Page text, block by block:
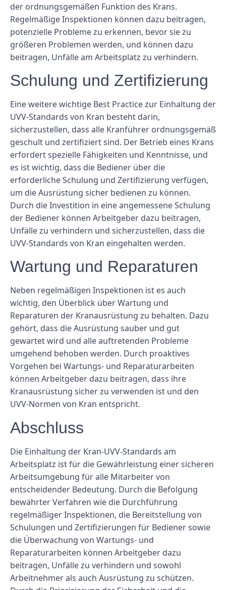
der ordnungsgemäßen Funktion des Krans.
Regelmäßige Inspektionen können dazu beitragen,
potenzielle Probleme zu erkennen, bevor sie zu
größeren Problemen werden, und können dazu
beitragen, Unfälle am Arbeitsplatz zu verhindern.
Schulung und Zertifizierung
Eine weitere wichtige Best Practice zur Einhaltung der
UVV-Standards von Kran besteht darin,
sicherzustellen, dass alle Kranführer ordnungsgemäß
geschult und zertifiziert sind. Der Betrieb eines Krans
erfordert spezielle Fähigkeiten und Kenntnisse, und
es ist wichtig, dass die Bediener über die
erforderliche Schulung und Zertifizierung verfügen,
um die Ausrüstung sicher bedienen zu können.
Durch die Investition in eine angemessene Schulung
der Bediener können Arbeitgeber dazu beitragen,
Unfälle zu verhindern und sicherzustellen, dass die
UVV-Standards von Kran eingehalten werden.
Wartung und Reparaturen
Neben regelmäßigen Inspektionen ist es auch
wichtig, den Überblick über Wartung und
Reparaturen der Kranausrüstung zu behalten. Dazu
gehört, dass die Ausrüstung sauber und gut
gewartet wird und alle auftretenden Probleme
umgehend behoben werden. Durch proaktives
Vorgehen bei Wartungs- und Reparaturarbeiten
können Arbeitgeber dazu beitragen, dass ihre
Kranausrüstung sicher zu verwenden ist und den
UVV-Normen von Kran entspricht.
Abschluss
Die Einhaltung der Kran-UVV-Standards am
Arbeitsplatz ist für die Gewährleistung einer sicheren
Arbeitsumgebung für alle Mitarbeiter von
entscheidender Bedeutung. Durch die Befolgung
bewährter Verfahren wie die Durchführung
regelmäßiger Inspektionen, die Bereitstellung von
Schulungen und Zertifizierungen für Bediener sowie
die Überwachung von Wartungs- und
Reparaturarbeiten können Arbeitgeber dazu
beitragen, Unfälle zu verhindern und sowohl
Arbeitnehmer als auch Ausrüstung zu schützen.